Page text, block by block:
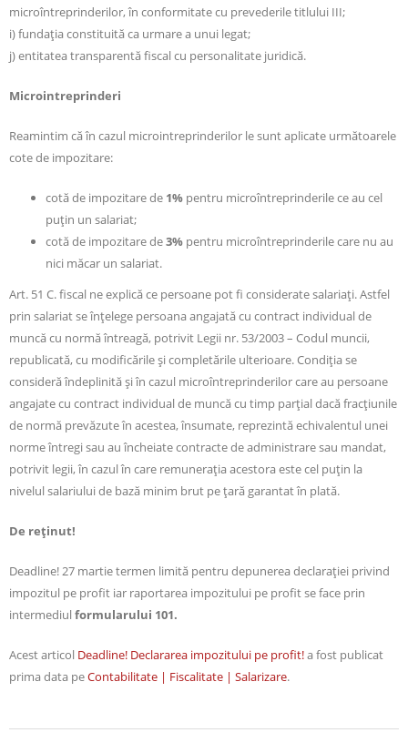
microîntreprinderilor, în conformitate cu prevederile titlului III;
i) fundaţia constituită ca urmare a unui legat;
j) entitatea transparentă fiscal cu personalitate juridică.
Microintreprinderi
Reamintim că în cazul microintreprinderilor le sunt aplicate următoarele
cote de impozitare:
cotă de impozitare de 1% pentru microîntreprinderile ce au cel
puţin un salariat;
cotă de impozitare de3% pentru microîntreprinderile care nu au
nici măcar un salariat.
Art. 51 C. fiscal ne explică ce persoane pot fi considerate salariaţi. Astfel
prin salariat se înţelege persoana angajată cu contract individual de
muncă cu normă întreagă, potrivit Legii nr. 53/2003 – Codul muncii,
republicată, cu modificările şi completările ulterioare. Condiţia se
consideră îndeplinită şi în cazul microîntreprinderilor care au persoane
angajate cu contract individual de muncă cu timp parţial dacă fracţiunile
de normă prevăzute în acestea, însumate, reprezintă echivalentul unei
norme întregi sau au încheiate contracte de administrare sau mandat,
potrivit legii, în cazul în care remuneraţia acestora este cel puţin la
nivelul salariului de bază minim brut pe ţară garantat în plată.
De reţinut!
Deadline! 27 martie termen limită pentru depunerea declaraţiei privind
impozitul pe profit iar raportarea impozitului pe profit se face prin
intermediulformularului 101.
Acest articol Deadline! Declararea impozitului pe profit!a fost publicat
prima data peContabilitate | Fiscalitate | Salarizare.